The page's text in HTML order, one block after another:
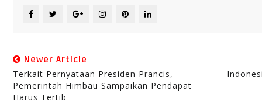
Newer Article
Terkait Pernyataan Presiden Prancis,
Pemerintah Himbau Sampaikan Pendapat
Harus Tertib